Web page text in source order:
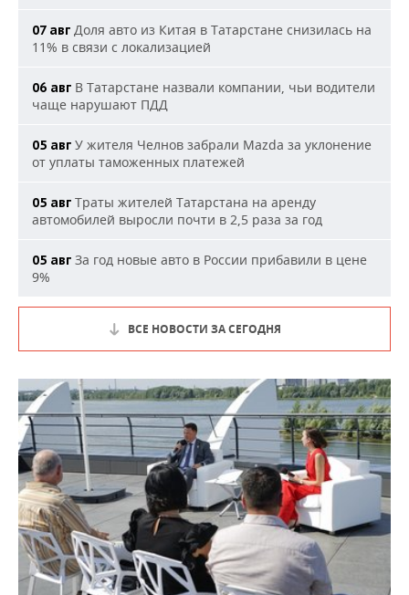
07 авг Доля авто из Китая в Татарстане снизилась на
11% в связи с локализацией
06 авг В Татарстане назвали компании, чьи водители
чаще нарушают ПДД
05 авг У жителя Челнов забрали Mazda за уклонение
от уплаты таможенных платежей
05 авг Траты жителей Татарстана на аренду
автомобилей выросли почти в 2,5 раза за год
05 авг За год новые авто в России прибавили в цене
9%
ВСЕ НОВОСТИ ЗА СЕГОДНЯ